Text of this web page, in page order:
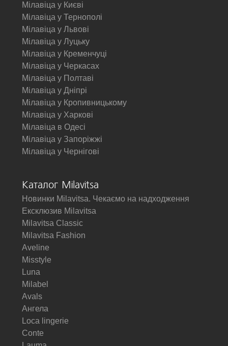
Мілавіца у Києві
Мілавіца у Тернополі
Мілавіца у Львові
Мілавіца у Луцьку
Мілавіца у Кременчуці
Мілавіца у Черкасах
Мілавіца у Полтаві
Мілавіца у Дніпрі
Мілавіца у Кропивницькому
Мілавіца у Харкові
Мілавіца в Одесі
Мілавіца у Запоріжжі
Мілавіца у Чернігові
Каталог Milavitsa
Новинки Milavitsa. Чекаємо на надходження
Ексклюзив Milavitsa
Milavitsa Classic
Milavitsa Fashion
Aveline
Misstyle
Luna
Milabel
Avals
Ангела
Loca lingerie
Conte